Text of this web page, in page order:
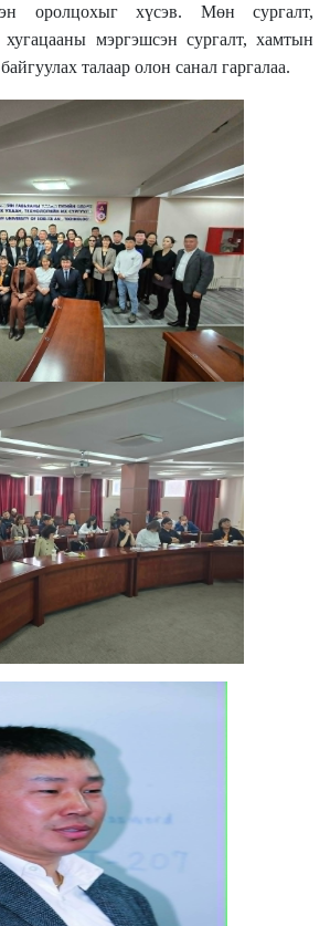
оролцохыг хүсэв. Мөн сургалт,
мэргэшсэн сургалт, хамтын
талаар олон санал гаргалаа.